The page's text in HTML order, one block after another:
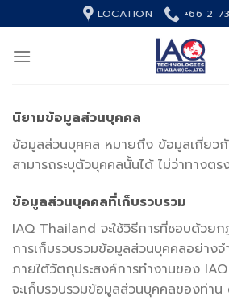
to
content
LOCATION +66 2
นิยามข้อมูลส่วนบุคคล
ข้อมูลส่วนบุคคล หมายถึง ข้อมูลเกี่ยว
สามารถระบุตัวบุคคลนั้นได้ ไม่ว่าทางต
ข้อมูลส่วนบุคคลที่เก็บรวบรวม
IAQ Thailand จะใช้วิธีการที่ชอบด้วยก
การเก็บรวบรวมข้อมูลส่วนบุคคลอย่างจ
ภายใต้วัตถุประสงค์การทำงานของ
จะเก็บรวบรวมข้อมูลส่วนบุคคลของท่า